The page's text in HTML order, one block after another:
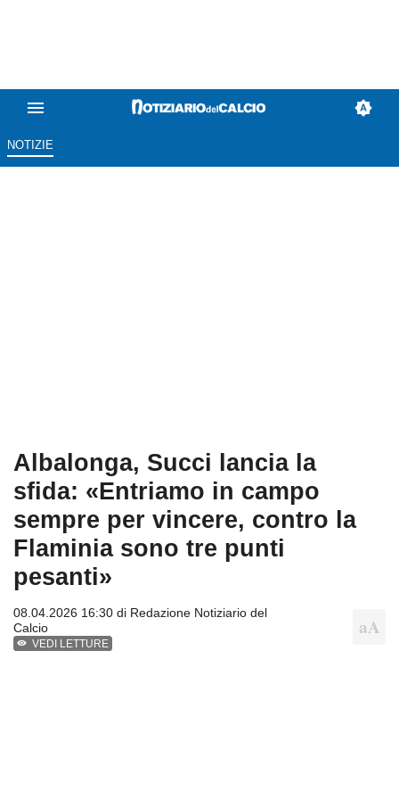
NOTIZIE
Albalonga, Succi lancia la
sfida: «Entriamo in campo
sempre per vincere, contro la
Flaminia sono tre punti
pesanti»
08.04.2026 16:30 di Redazione Notiziario del
Calcio
VEDI LETTURE